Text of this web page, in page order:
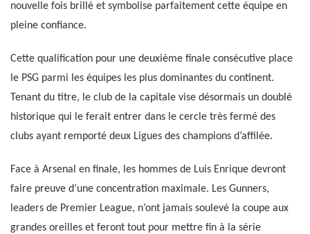
nouvelle fois brillé et symbolise parfaitement cette équipe en
pleine confiance.
Cette qualification pour une deuxième finale consécutive place
le PSG parmi les équipes les plus dominantes du continent.
Tenant du titre, le club de la capitale vise désormais un doublé
historique qui le ferait entrer dans le cercle très fermé des
clubs ayant remporté deux Ligues des champions d’affilée.
Face à Arsenal en finale, les hommes de Luis Enrique devront
faire preuve d’une concentration maximale. Les Gunners,
leaders de Premier League, n’ont jamais soulevé la coupe aux
grandes oreilles et feront tout pour mettre fin à la série